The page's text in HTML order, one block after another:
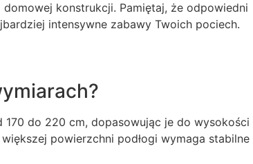
konstrukcji. Pamiętaj, że odpowiedni
intensywne zabawy Twoich pociech.
do 220 cm, dopasowując je do wysokości
powierzchni podłogi wymaga stabilne